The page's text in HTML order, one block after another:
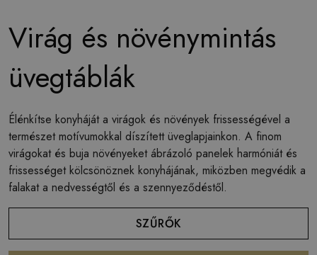
Virág és növénymintás
üvegtáblák
Élénkítse konyháját a virágok és növények frissességével a
természet motívumokkal díszített üveglapjainkon. A finom
virágokat és buja növényeket ábrázoló panelek harmóniát és
frissességet kölcsönöznek konyhájának, miközben megvédik a
falakat a nedvességtől és a szennyeződéstől.
SZŰRŐK